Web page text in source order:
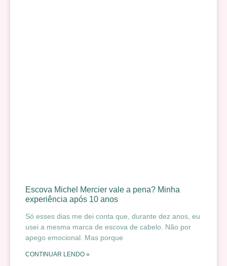
Escova Michel Mercier vale a pena? Minha
experiência após 10 anos
Só esses dias me dei conta que, durante dez anos, eu
usei a mesma marca de escova de cabelo. Não por
apego emocional. Mas porque
CONTINUAR LENDO »